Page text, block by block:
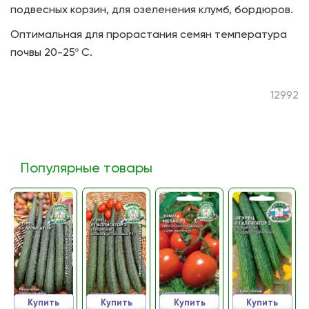
подвесных корзин, для озеленения клумб, бордюров.
Оптимальная для прорастания семян температура
почвы 20-25º С.
12992
Популярные товары
Купить Купить Купить Купить